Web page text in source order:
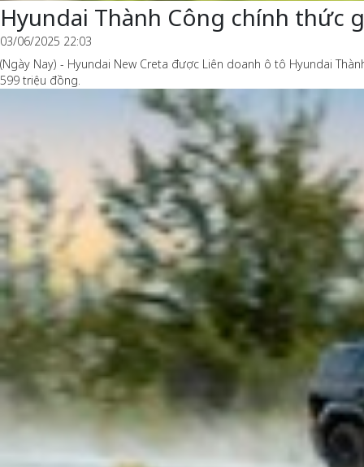
Hyundai Thành Công chính thức
03/06/2025 22:03
(Ngày Nay) - Hyundai New Creta được Liên doanh ô tô Hyundai
599 triệu đồng.